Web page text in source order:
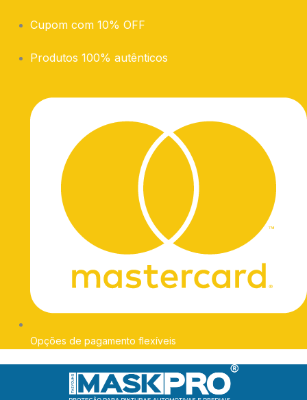
Cupom com 10% OFF
Produtos 100% autênticos
Opções de pagamento flexíveis